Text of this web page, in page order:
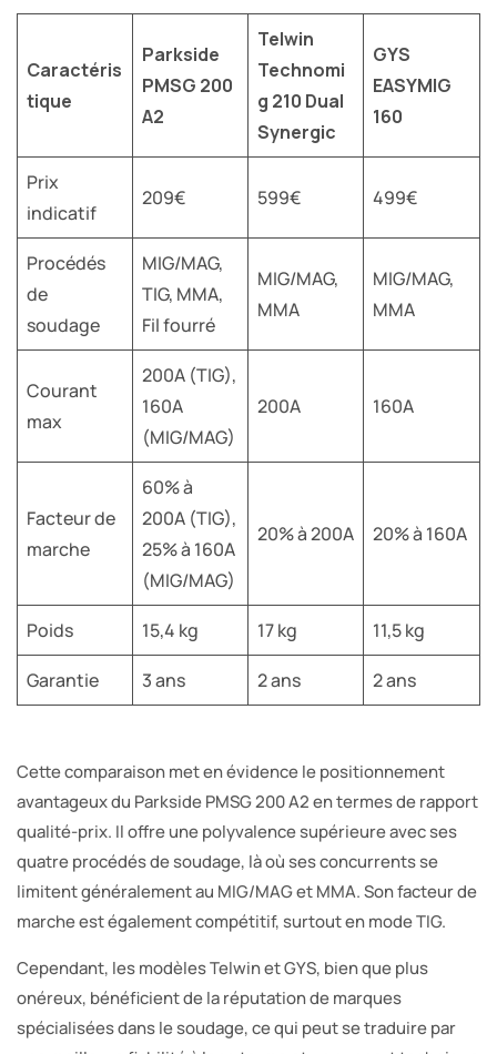
Caractéris
tique
Parkside
PMSG 200
A2
Telwin
Technomi
g 210 Dual
Synergic
GYS
EASYMIG
160
Prix
indicatif
209€ 599€ 499€
Procédés
de
soudage
MIG/MAG,
TIG, MMA,
Fil fourré
MIG/MAG,
MMA
MIG/MAG,
MMA
Courant
max
200A (TIG),
160A
(MIG/MAG)
200A 160A
Facteur de
marche
60% à
200A (TIG),
25% à 160A
(MIG/MAG)
20% à 200A 20% à 160A
Poids 15,4 kg 17 kg 11,5 kg
Garantie 3 ans 2 ans 2 ans
Cette comparaison met en évidence le positionnement
avantageux du Parkside PMSG 200 A2 en termes de rapport
qualité-prix. Il offre une polyvalence supérieure avec ses
quatre procédés de soudage, là où ses concurrents se
limitent généralement au MIG/MAG et MMA. Son facteur de
marche est également compétitif, surtout en mode TIG.
Cependant, les modèles Telwin et GYS, bien que plus
onéreux, bénéficient de la réputation de marques
spécialisées dans le soudage, ce qui peut se traduire par